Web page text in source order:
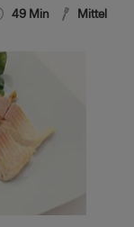
49 Min Mittel